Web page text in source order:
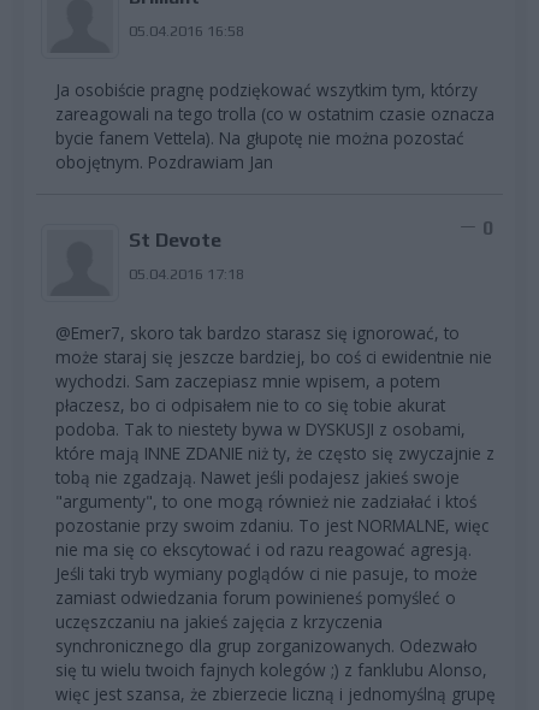
05.04.2016 16:58
Ja osobiście pragnę podziękować wszytkim tym, którzy
zareagowali na tego trolla (co w ostatnim czasie oznacza
bycie fanem Vettela). Na głupotę nie można pozostać
obojętnym. Pozdrawiam Jan
St Devote
05.04.2016 17:18
0
@Emer7, skoro tak bardzo starasz się ignorować, to
może staraj się jeszcze bardziej, bo coś ci ewidentnie nie
wychodzi. Sam zaczepiasz mnie wpisem, a potem
płaczesz, bo ci odpisałem nie to co się tobie akurat
podoba. Tak to niestety bywa w DYSKUSJI z osobami,
które mają INNE ZDANIE niż ty, że często się zwyczajnie z
tobą nie zgadzają. Nawet jeśli podajesz jakieś swoje
"argumenty", to one mogą również nie zadziałać i ktoś
pozostanie przy swoim zdaniu. To jest NORMALNE, więc
nie ma się co ekscytować i od razu reagować agresją.
Jeśli taki tryb wymiany poglądów ci nie pasuje, to może
zamiast odwiedzania forum powinieneś pomyśleć o
uczęszczaniu na jakieś zajęcia z krzyczenia
synchronicznego dla grup zorganizowanych. Odezwało
się tu wielu twoich fajnych kolegów ;) z fanklubu Alonso,
więc jest szansa, że zbierzecie liczną i jednomyślną grupę